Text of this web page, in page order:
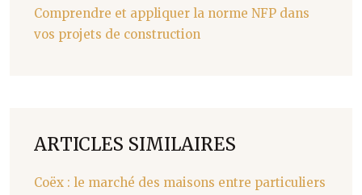
Comprendre et appliquer la norme NFP dans
vos projets de construction
ARTICLES SIMILAIRES
Coëx : le marché des maisons entre particuliers